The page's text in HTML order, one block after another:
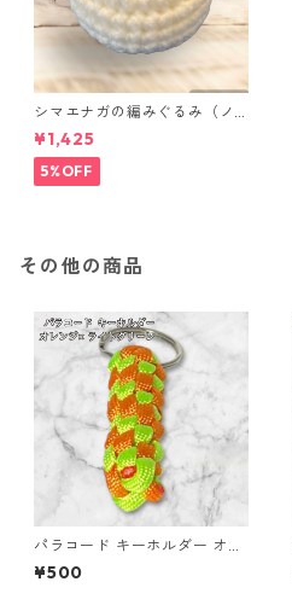
シマエナガの編みぐるみ（ノ
ーマル）
¥1,425
5%OFF
その他の商品
パラコード キーホルダー オレ
ンジ ライトグリーン 編み込み
s25
¥500